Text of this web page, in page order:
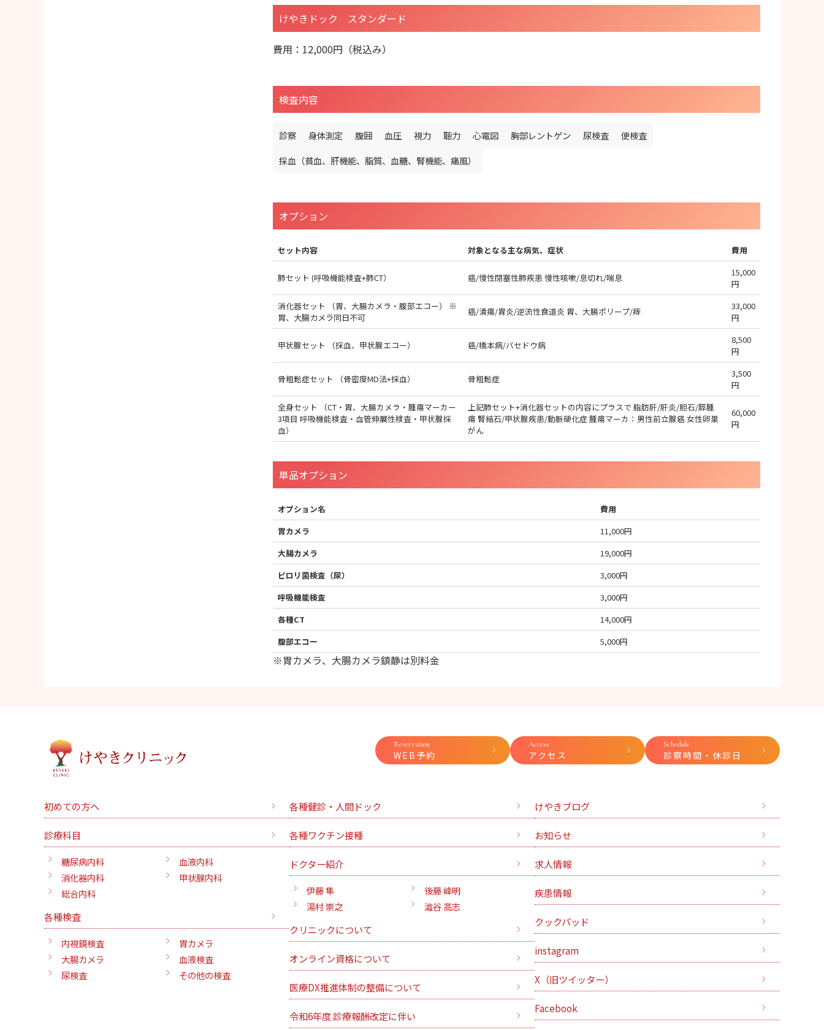
けやきドック スタンダード
費用：12,000円（税込み）
検査内容
診察 身体測定 腹囲 血圧 視力 聴力 心電図 胸部レントゲン 尿検査
便検査
採血（貧血、肝機能、脂質、血糖、腎機能、痛風）
オプション
セット内容 対象となる主な病気、症状 費用
肺セット (呼吸機能検査+肺CT） 癌/慢性閉塞性肺疾患 慢性咳嗽/息切れ/喘息
15,000
円
消化器セット （胃、大腸カメラ・腹部エコー）
※
胃、大腸カメラ同日不可
癌/潰瘍/胃炎/逆流性食道炎 胃、大腸ポリープ/痔
33,000
円
甲状腺セット （採血、甲状腺エコー） 癌/橋本病/バセドウ病
8,500
円
骨粗鬆症セット （骨密度MD法+採血） 骨粗鬆症
3,500
円
全身セット （CT・胃、大腸カメラ・腫瘍マーカー
3項目 呼吸機能検査・血管伸展性検査・甲状腺採
血）
上記肺セット+消化器セットの内容にプラスで 脂肪肝/肝炎/胆石/膵腫
瘍 腎結石/甲状腺疾患/動脈硬化症 腫瘍マーカ：男性前立腺癌 女性卵巣
がん
60,000
円
単品オプション
オプション名
費用
胃カメラ
11,000円
大腸カメラ
19,000円
ピロリ菌検査（尿）
3,000円
呼吸機能検査
3,000円
各種CT
14,000円
腹部エコー
5,000円
※胃カメラ、大腸カメラ鎮静は別料金
Reservation
WEB予約
Access
アクセス
Schedule
診察時間・休診日
初めての方へ
診療科目
糖尿病内科
血液内科
消化器内科
甲状腺内科
総合内科
各種検査
内視鏡検査
胃カメラ
大腸カメラ
血液検査
尿検査
その他の検査
各種健診・人間ドック
各種ワクチン接種
ドクター紹介
伊藤 隼
後藤 峰明
湯村 崇之
澁谷 高志
クリニックについて
オンライン資格について
医療DX推進体制の整備について
令和6年度 診療報酬改定に伴い
けやきブログ
お知らせ
求人情報
疾患情報
クックパッド
instagram
X（旧ツイッター）
Facebook